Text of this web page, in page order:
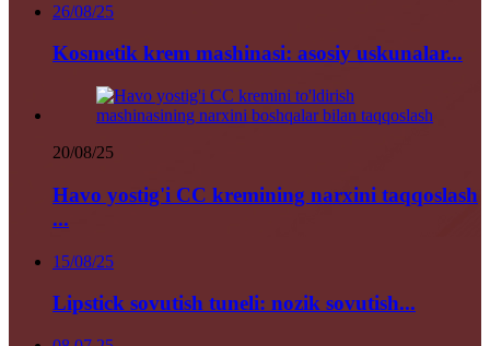
26/08/25
Kosmetik krem ​​mashinasi: asosiy uskunalar...
20/08/25
Havo yostig'i CC kremining narxini taqqoslash
...
15/08/25
Lipstick sovutish tuneli: nozik sovutish...